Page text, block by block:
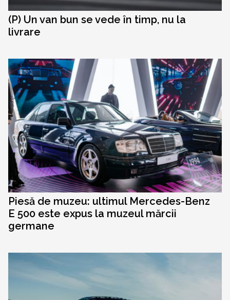
(P) Un van bun se vede în timp, nu la
livrare
Piesă de muzeu: ultimul Mercedes-Benz
E 500 este expus la muzeul mărcii
germane